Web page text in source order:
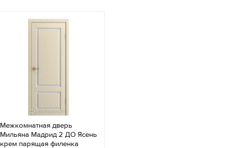
Межкомнатная дверь
Мильяна Мадрид 2 ДО Ясень
крем парящая филенка